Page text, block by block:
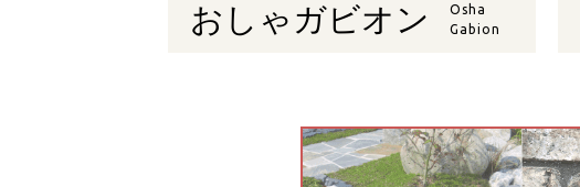
おしゃガビオン
Osha
Gabion